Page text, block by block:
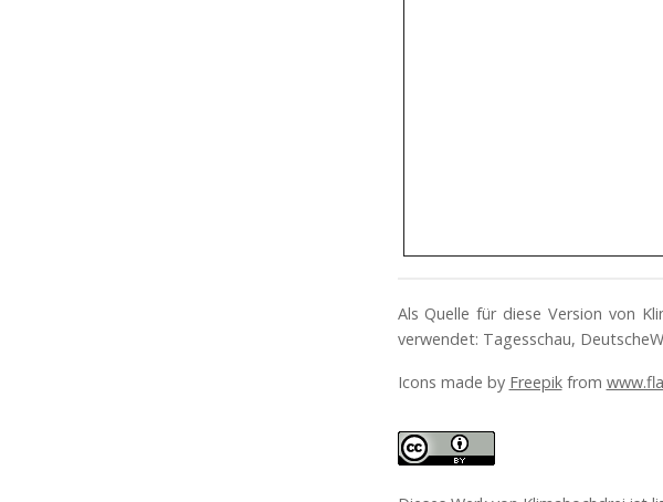
Als Quelle für diese Version von
verwendet: Tagesschau,
Icons made by Freepikfrom